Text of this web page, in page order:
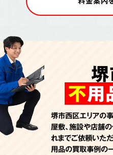
不用
堺市西区エリアの
屋敷、施設や店舗
れまでご依頼いた
用品の買取事例の